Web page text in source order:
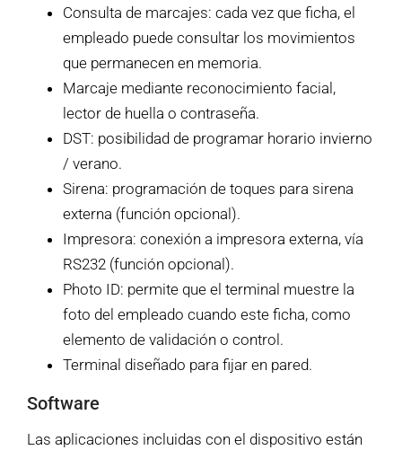
Consulta de marcajes: cada vez que ficha, el
empleado puede consultar los movimientos
que permanecen en memoria.
Marcaje mediante reconocimiento facial,
lector de huella o contraseña.
DST: posibilidad de programar horario invierno
/ verano.
Sirena: programación de toques para sirena
externa (función opcional).
Impresora: conexión a impresora externa, vía
RS232 (función opcional).
Photo ID: permite que el terminal muestre la
foto del empleado cuando este ficha, como
elemento de validación o control.
Terminal diseñado para fijar en pared.
Software
Las aplicaciones incluidas con el dispositivo están